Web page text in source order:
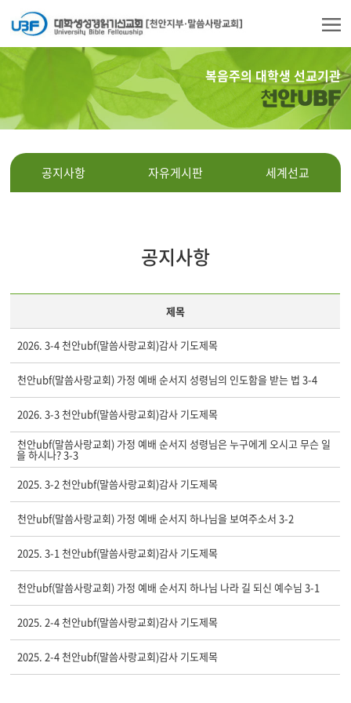
복음주의 대학생 선교기관
천안UBF
공지사항 자유게시판 세계선교
공지사항
제목
2026. 3-4 천안ubf(말씀사랑교회)감사 기도제목
천안ubf(말씀사랑교회) 가정 예배 순서지 성령님의 인도함을 받는 법 3-4
2026. 3-3 천안ubf(말씀사랑교회)감사 기도제목
천안ubf(말씀사랑교회) 가정 예배 순서지 성령님은 누구에게 오시고 무슨 일
을 하시나? 3-3
2025. 3-2 천안ubf(말씀사랑교회)감사 기도제목
천안ubf(말씀사랑교회) 가정 예배 순서지 하나님을 보여주소서 3-2
2025. 3-1 천안ubf(말씀사랑교회)감사 기도제목
천안ubf(말씀사랑교회) 가정 예배 순서지 하나님 나라 길 되신 예수님 3-1
2025. 2-4 천안ubf(말씀사랑교회)감사 기도제목
2025. 2-4 천안ubf(말씀사랑교회)감사 기도제목